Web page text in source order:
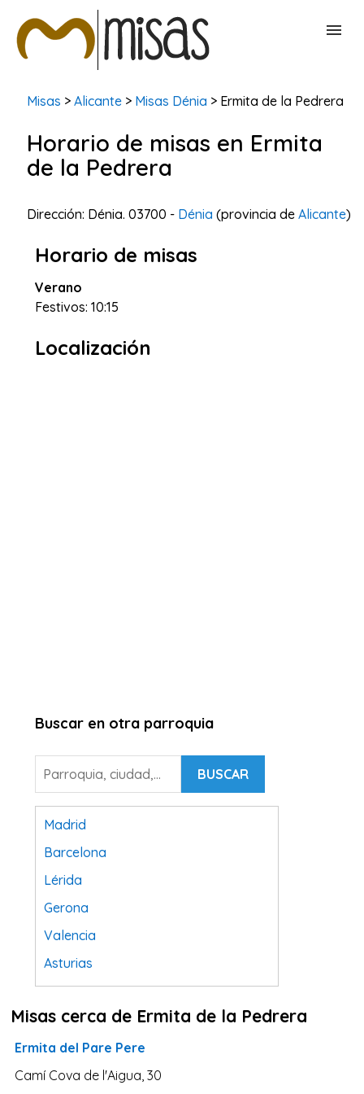
BUSCAR MISAS
CONTACTAR
Misas > Alicante > Misas Dénia > Ermita de la Pedrera
Horario de misas en Ermita
de la Pedrera
Dirección: Dénia. 03700 - Dénia (provincia de Alicante)
Horario de misas
Verano
Festivos: 10:15
Localización
Buscar en otra parroquia
BUSCAR
Madrid
Barcelona
Lérida
Gerona
Valencia
Asturias
Tarragona
Navarra
Valladolid
Sevilla
Misas cerca de Ermita de la Pedrera
Ermita del Pare Pere
Camí Cova de l'Aigua, 30